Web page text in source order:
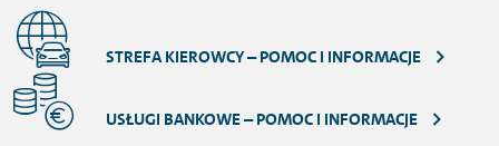
STREFA KIEROWCY – POMOC I INFORMACJE
USŁUGI BANKOWE – POMOC I INFORMACJE